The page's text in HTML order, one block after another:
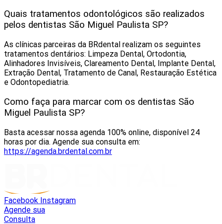
Quais tratamentos odontológicos são realizados
pelos dentistas São Miguel Paulista‎ SP?
As clínicas parceiras da BRdental realizam os seguintes
tratamentos dentários: Limpeza Dental, Ortodontia,
Alinhadores Invisíveis, Clareamento Dental, Implante Dental,
Extração Dental, Tratamento de Canal, Restauração Estética
e Odontopediatria.
Como faça para marcar com os dentistas São
Miguel Paulista‎ SP?
Basta acessar nossa agenda 100% online, disponível 24
horas por dia. Agende sua consulta em:
https://agenda.brdental.com.br
Facebook Instagram
Agende sua
Consulta